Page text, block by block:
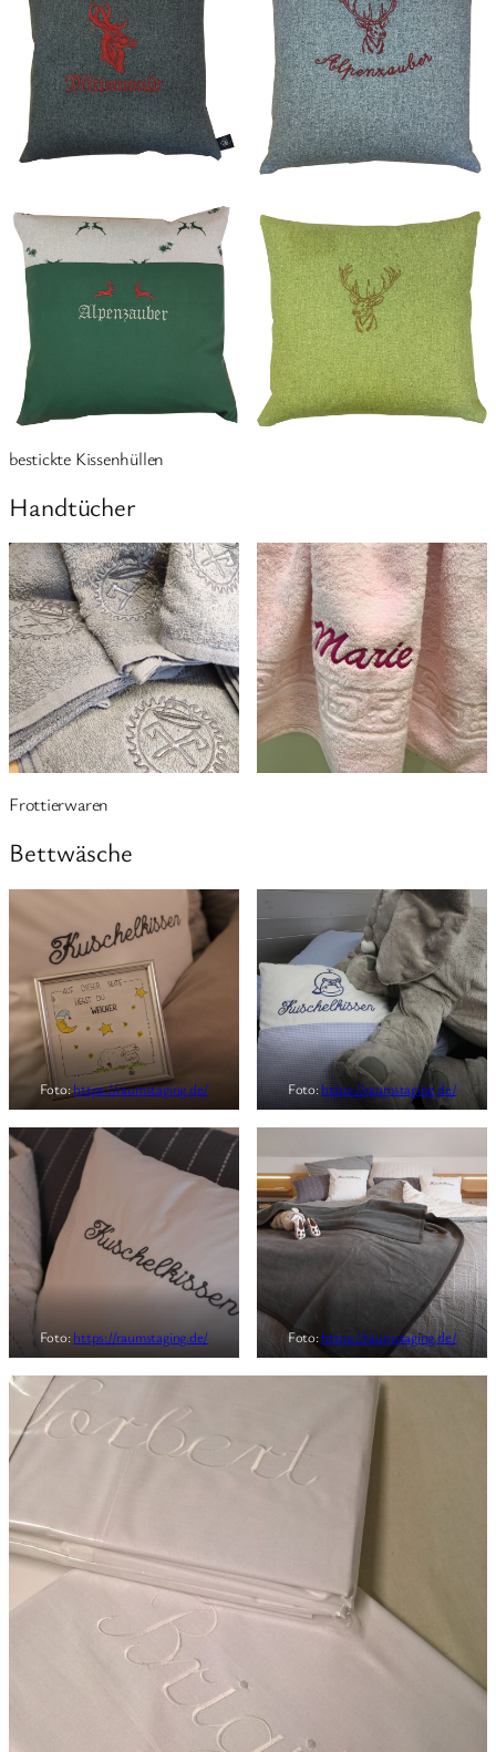
bestickte Kissenhüllen
Handtücher
Frottierwaren
Bettwäsche
Foto:https://raumstaging.de/ Foto:https://raumstaging.de/
Foto:https://raumstaging.de/ Foto:https://raumstaging.de/